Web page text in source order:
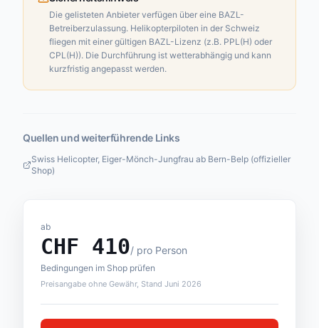
Die gelisteten Anbieter verfügen über eine BAZL-
Betreiberzulassung. Helikopterpiloten in der Schweiz
fliegen mit einer gültigen BAZL-Lizenz (z.B. PPL(H) oder
CPL(H)). Die Durchführung ist wetterabhängig und kann
kurzfristig angepasst werden.
Quellen und weiterführende Links
Swiss Helicopter, Eiger-Mönch-Jungfrau ab Bern-Belp (offizieller
Shop)
ab
CHF 410/ pro Person
Bedingungen im Shop prüfen
Preisangabe ohne Gewähr, Stand Juni 2026